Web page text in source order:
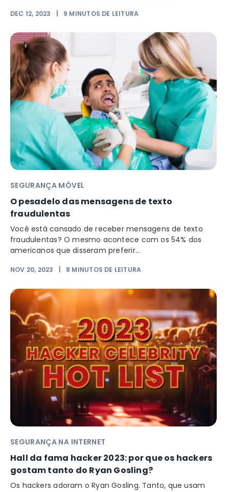
DEC 12, 2023 9 MINUTOS DE LEITURA
SEGURANÇA MÓVEL
O pesadelo das mensagens de texto
fraudulentas
Você está cansado de receber mensagens de texto
fraudulentas? O mesmo acontece com os 54% dos
americanos que disseram preferir...
NOV 20, 2023 8 MINUTOS DE LEITURA
SEGURANÇA NA INTERNET
Hall da fama hacker 2023: por que os hackers
gostam tanto do Ryan Gosling?
Os hackers adoram o Ryan Gosling. Tanto, que usam